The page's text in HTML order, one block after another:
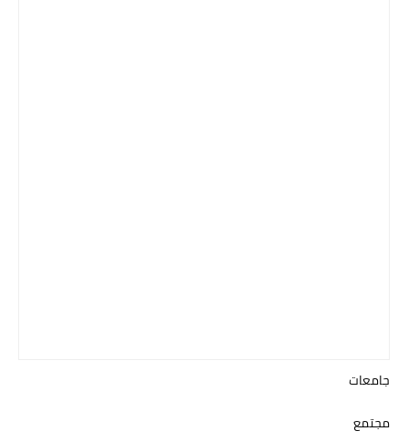
جامعات
مجتمع